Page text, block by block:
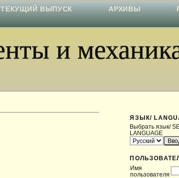
и
ЯЗЫК/
Выбрать язык/
LANGUAGE
Имя
пользователя
ТЕКУЩИЙ ВЫПУСК АРХИВЫ